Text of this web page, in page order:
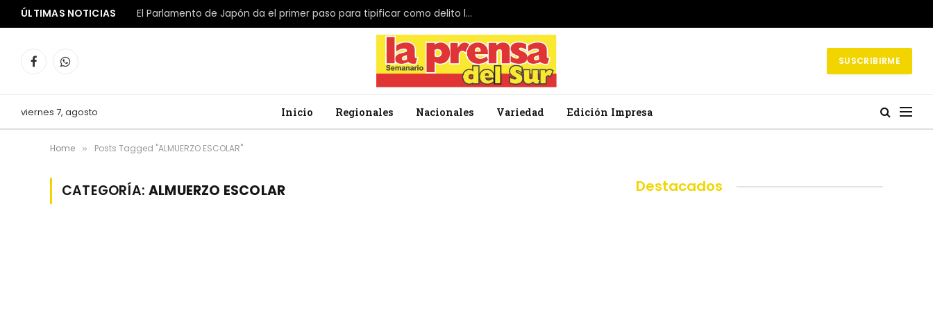
ÚLTIMAS NOTICIAS El Parlamento de Japón da el primer paso para tipificar como delito la profanación de la bandera nacional
FacebookWhatsApp SUSCRIBIRME
viernes 7, agosto Inicio Regionales Nacionales Variedad Edición Impresa
Home » Posts Tagged "ALMUERZO ESCOLAR"
CATEGORÍA:ALMUERZO ESCOLAR Destacados